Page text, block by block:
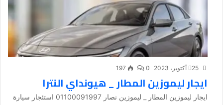
25 أكتوبر، 2023 0
197
ايجار ليموزين المطار _ هيونداي النترا
ايجار ليموزين المطار _ ليموزين نصار 01100091997 استئجار سيارة